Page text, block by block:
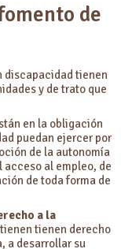
de
discapacidad tienen
y de trato que
en la obligación
puedan ejercer por
de la autonomía
acceso al empleo, de
de toda forma de
a la
tienen derecho
a desarrollar su